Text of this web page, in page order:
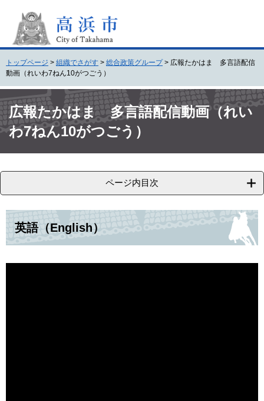
頭
。
飛
て
本
文
トップページ > 組織でさがす > 総合政策グループ > 広報たかはま 多言語配信
動画（れいわ7ねん10がつごう）
文 広報たかはま 多言語配信動画（れい
わ7ねん10がつごう）
ページ内目次
英語（English）